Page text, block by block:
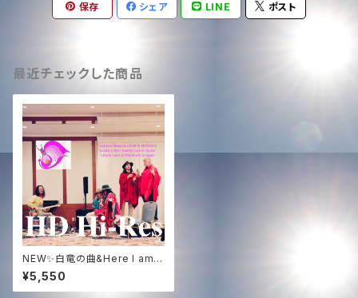
保存 シェア LINE ポスト
最近チェックした商品
NEW✨白竜の曲&Here I am京
都ライブHDハイレゾWAV音源
✨Solara&NOGI声入り✨
¥5,550